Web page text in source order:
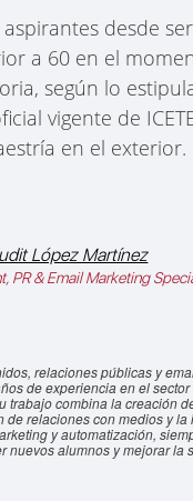
desde
a 60 en el
según lo
vigente de
en el exterior.
López Martínez
PR & Email Marketing
relaciones públicas y
de experiencia en el
trabajo combina la creación
de relaciones con medios y
y automatización,
nuevos alumnos y mejorar la